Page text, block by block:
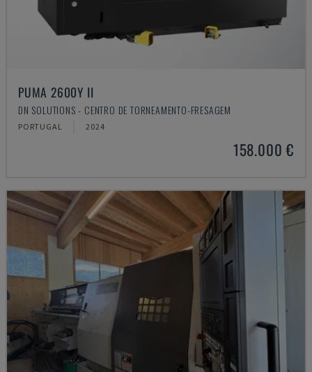
PUMA 2600Y II
DN SOLUTIONS - CENTRO DE TORNEAMENTO-FRESAGEM
PORTUGAL 2024
158.000 €